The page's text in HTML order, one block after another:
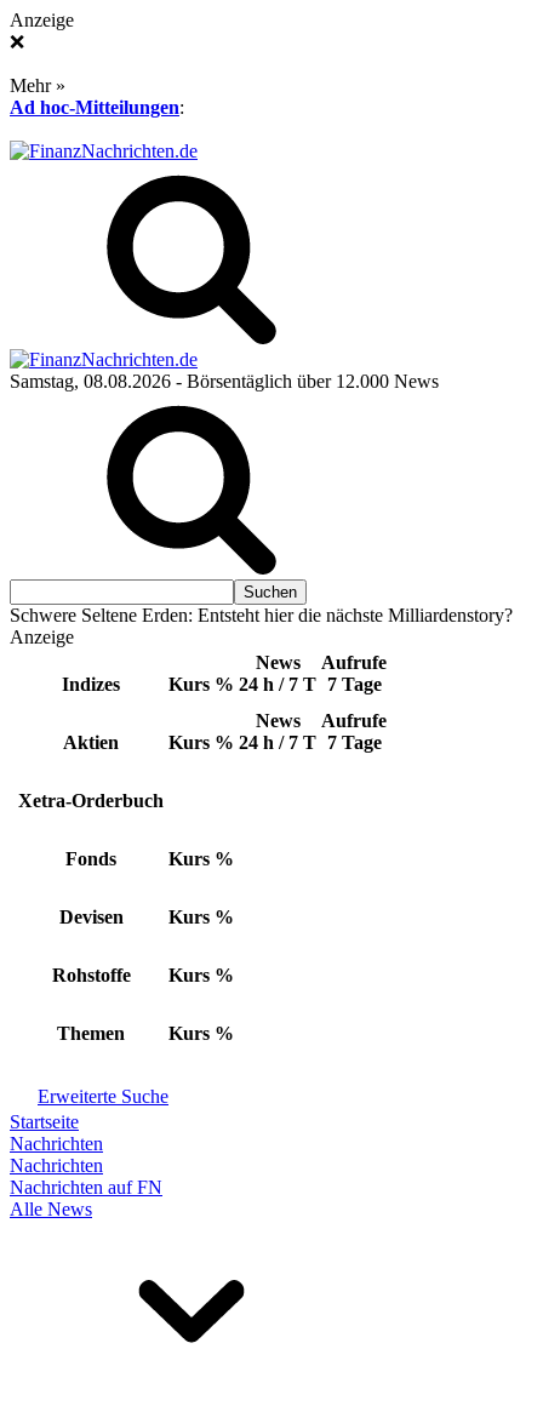
Anzeige
❌
Mehr »
Ad hoc-Mitteilungen:
Samstag, 08.08.2026 - Börsentäglich über 12.000 News
Schwere Seltene Erden: Entsteht hier die nächste Milliardenstory?
Anzeige
Indizes Kurs %
News
24 h / 7 T
Aufrufe
7 Tage
Aktien Kurs %
News
24 h / 7 T
Aufrufe
7 Tage
Xetra-Orderbuch
Fonds Kurs %
Devisen Kurs %
Rohstoffe Kurs %
Themen Kurs %
Erweiterte Suche
Startseite
Nachrichten
Nachrichten
Nachrichten auf FN
Alle News